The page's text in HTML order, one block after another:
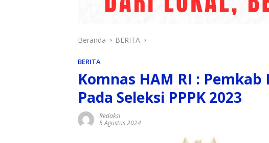
Beranda BERITA
BERITA
Komnas HAM RI :
Pada Seleksi PPPK 2023
Redaksi
5 Agustus 2024